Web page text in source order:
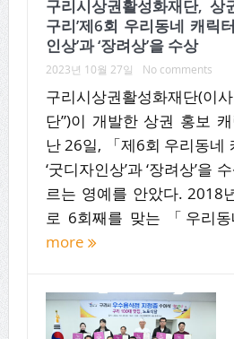
구리시상권활성화재단, 상
구리’제6회 우리동네 캐릭
인상’과 ‘장려상’을 수상
2023년 10월 27일 No comments
구리시상권활성화재단(이
단”)이 개발한 상권 홍보 캐
난 26일, 「제6회 우리동네
‘굿디자인상’과 ‘장려상’을
르는 영예를 안았다. 2018
로 6회째를 맞는 「우리
more